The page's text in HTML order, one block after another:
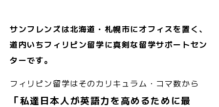
サンフレンズは北海道・札幌市にオフィスを置く、
道内いちフィリピン留学に真剣な留学サポートセン
ターです。
フィリピン留学はそのカリキュラム・コマ数から
「私達日本人が英語力を高めるために最